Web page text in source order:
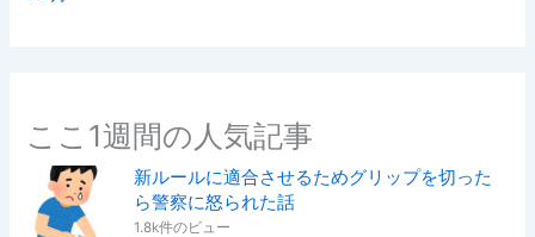
ここ1週間の人気記事
新ルールに適合させるためグリップを切った
ら警察に怒られた話
1.8k件のビュー